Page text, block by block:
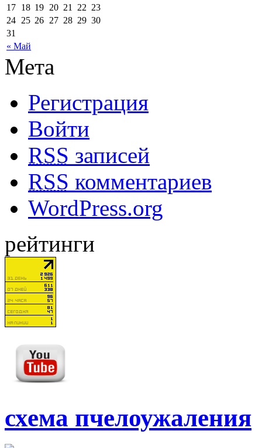
« Май
17 18 19 20 21 22 23
24 25 26 27 28 29 30
31
Мета
Регистрация
Войти
RSS записей
RSS комментариев
WordPress.org
рейтинги
схема пчелоужаления